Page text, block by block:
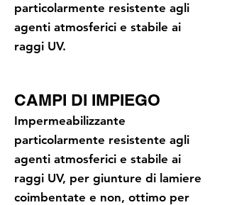
particolarmente resistente agli
agenti atmosferici e stabile ai
raggi UV.
CAMPI DI IMPIEGO
Impermeabilizzante
particolarmente resistente agli
agenti atmosferici e stabile ai
raggi UV, per giunture di lamiere
coimbentate e non, ottimo per